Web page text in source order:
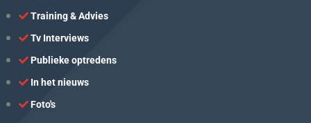
Training & Advies
Tv Interviews
Publieke optredens
In het nieuws
Foto's